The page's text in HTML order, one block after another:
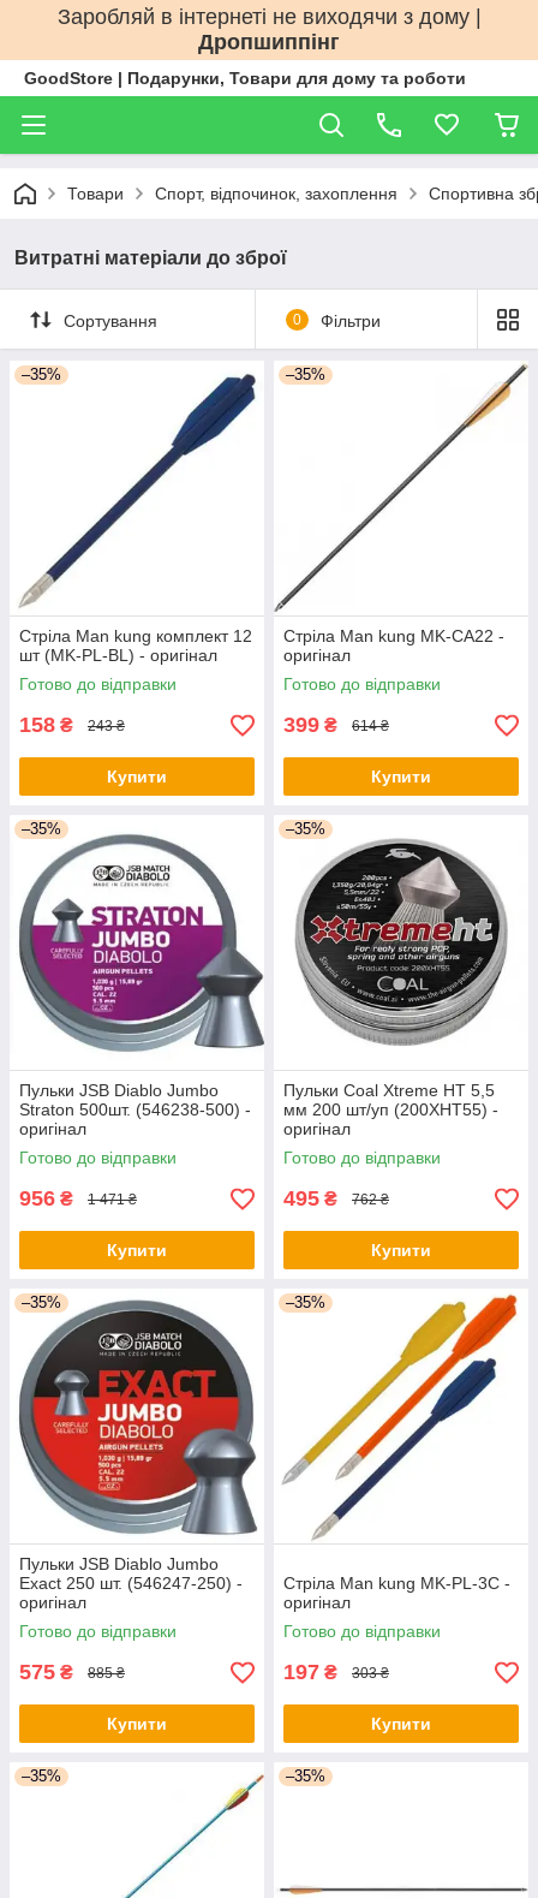
Заробляй в інтернеті не виходячи з дому |
Дропшиппінг
GoodStore | Подарунки, Товари для дому та роботи
Товари Спорт, відпочинок, захоплення Спортивна
Витратні матеріали до зброї
Сортування 0 Фільтри
–35%
Стріла Man kung комплект 12
шт (MK-PL-BL) - оригінал
Готово до відправки
158 ₴ 243 ₴
Купити
–35%
Стріла Man kung MK-CA22 -
оригінал
Готово до відправки
399 ₴ 614 ₴
Купити
–35%
Пульки JSB Diablo Jumbo
Straton 500шт. (546238-500) -
оригінал
Готово до відправки
956 ₴ 1 471 ₴
Купити
–35%
Пульки Coal Xtreme HT 5,5
мм 200 шт/уп (200XHT55) -
оригінал
Готово до відправки
495 ₴ 762 ₴
Купити
–35%
Пульки JSB Diablo Jumbo
Exact 250 шт. (546247-250) -
оригінал
Готово до відправки
575 ₴ 885 ₴
Купити
–35%
Стріла Man kung MK-PL-3C -
оригінал
Готово до відправки
197 ₴ 303 ₴
Купити
–35% –35%